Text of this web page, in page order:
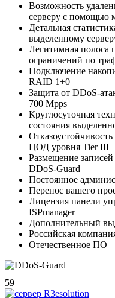
Возможность
серверу с помощью
Детальная
выделенному
Легитимная полоса
ограничений по
Подключение
RAID 1+0
Защита от DDoS-
700 Mpps
Круглосуточная
состояния
ЦОД уровня Tier III
Размещение
DDoS-Guard
Постоянное
Перенос вашего
Лицензия панели
ISPmanager
Дополнительный
Российская
Отечественное ПО
59